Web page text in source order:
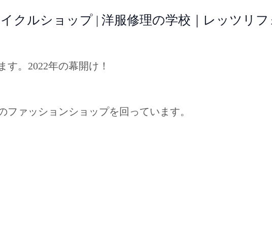
クルショップ | 洋服修理の学校｜レッツリ
。2022年の幕開け！
ァッションショップを回っています。